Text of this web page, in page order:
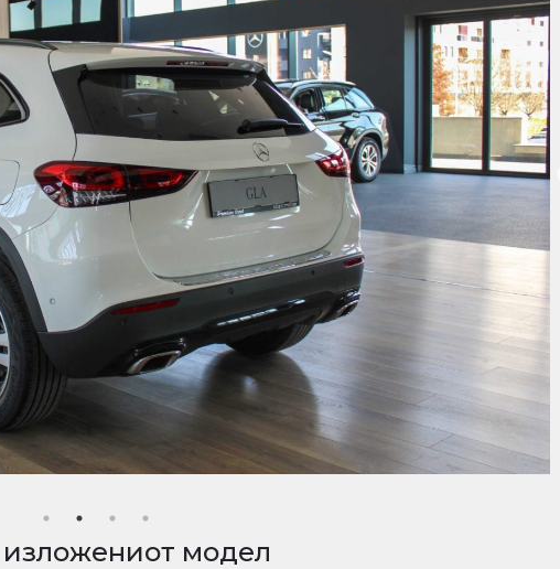
модел